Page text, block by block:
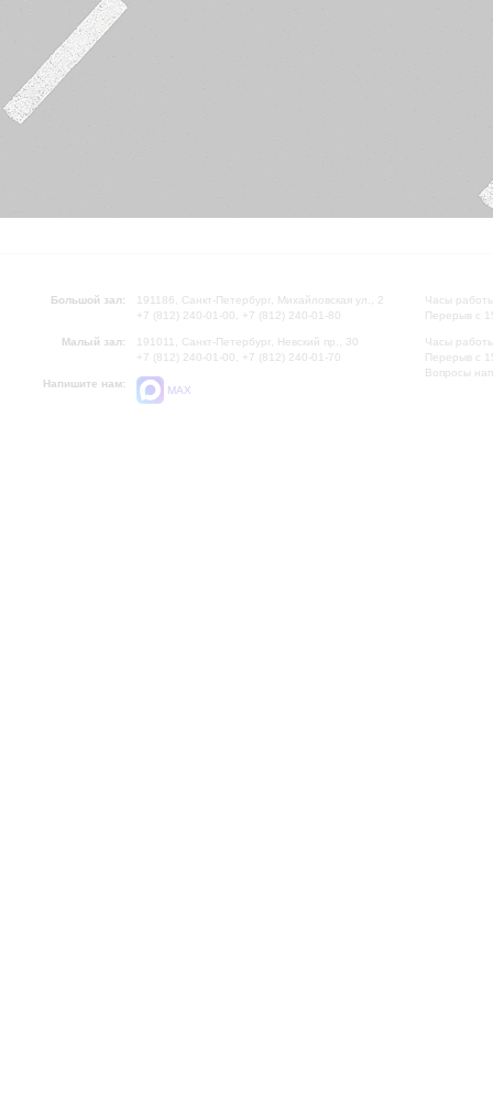
Большой зал:
191186, Санкт-Петербург, Михайловская ул., 2
+7 (812) 240-01-00, +7 (812) 240-01-80
Малый зал:
191011, Санкт-Петербург, Невский пр., 30
+7 (812) 240-01-00, +7 (812) 240-01-70
Напишите нам:
MAX
Часы
Перерыв с
Часы
Перерыв с
Вопросы